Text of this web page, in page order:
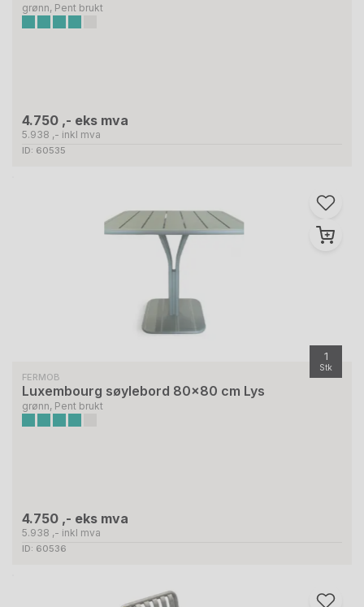
grønn, Pent brukt
4.750 ,- eks mva
5.938 ,- inkl mva
ID: 60535
1
Stk
FERMOB
Luxembourg søylebord 80x80 cm Lys
grønn, Pent brukt
4.750 ,- eks mva
5.938 ,- inkl mva
ID: 60536